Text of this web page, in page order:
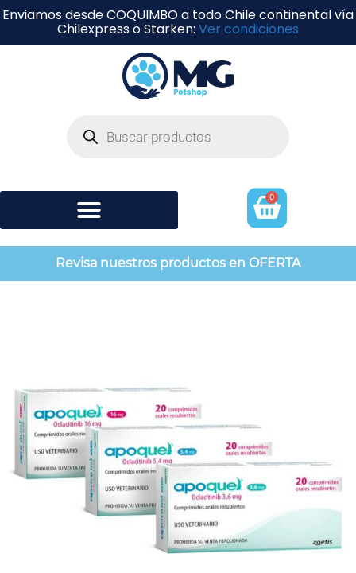
Enviamos desde COQUIMBO a todo Chile continental vía
Chilexpress o Starken: Ver condiciones
0
Revisa nuestros productos en OFERTA